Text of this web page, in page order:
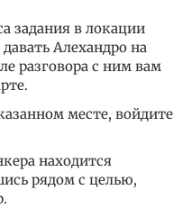
задания в локации
Алехандро на
разговора с ним вам
месте, войдите
находится
рядом с целью,